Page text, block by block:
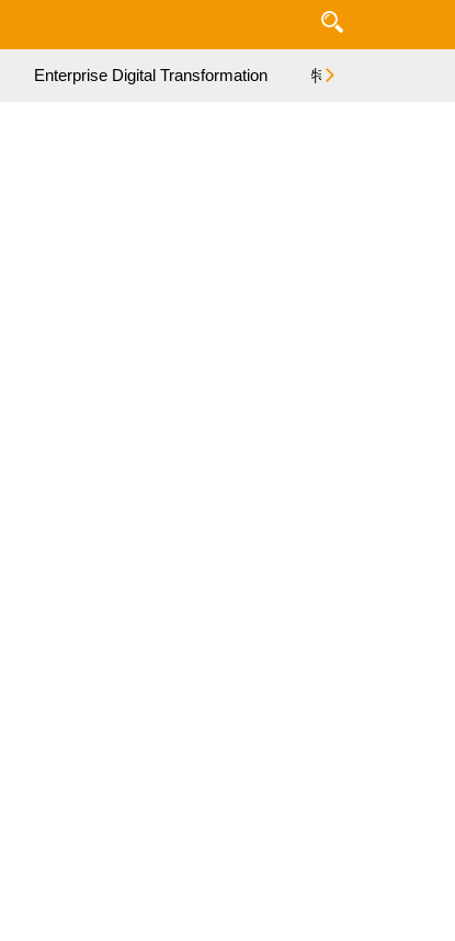
Enterprise Digital Transformation 特集